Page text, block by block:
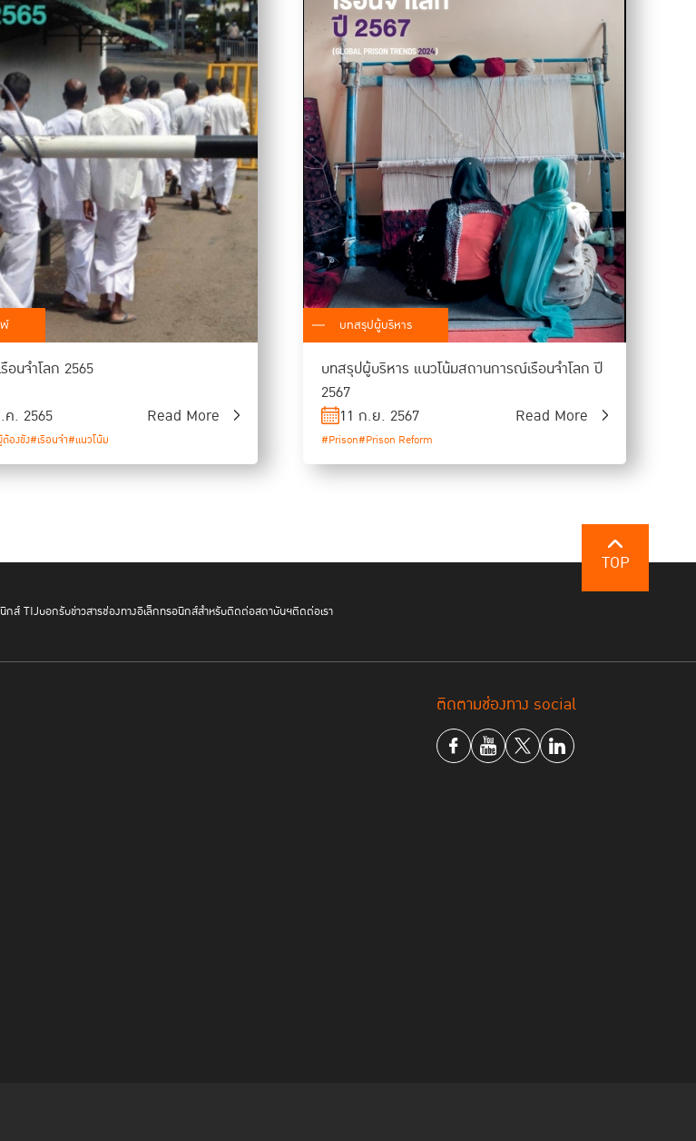
อนจำโลก 2565
. 2565
Read More
องขัง#เรือนจำ#แนวโน้ม
บทสรุปผู้บริหาร
บทสรุปผู้บริหาร แนวโน้มสถานการณ์เรือนจำโลก ปี
2567
11 ก.ย. 2567
Read More
#Prison#Prison Reform
TOP
กส์ TIJบอกรับข่าวสารช่องทางอิเล็กทรอนิกส์สำหรับติดต่อสถาบันฯติดต่อเรา
ติดตามช่องทาง social